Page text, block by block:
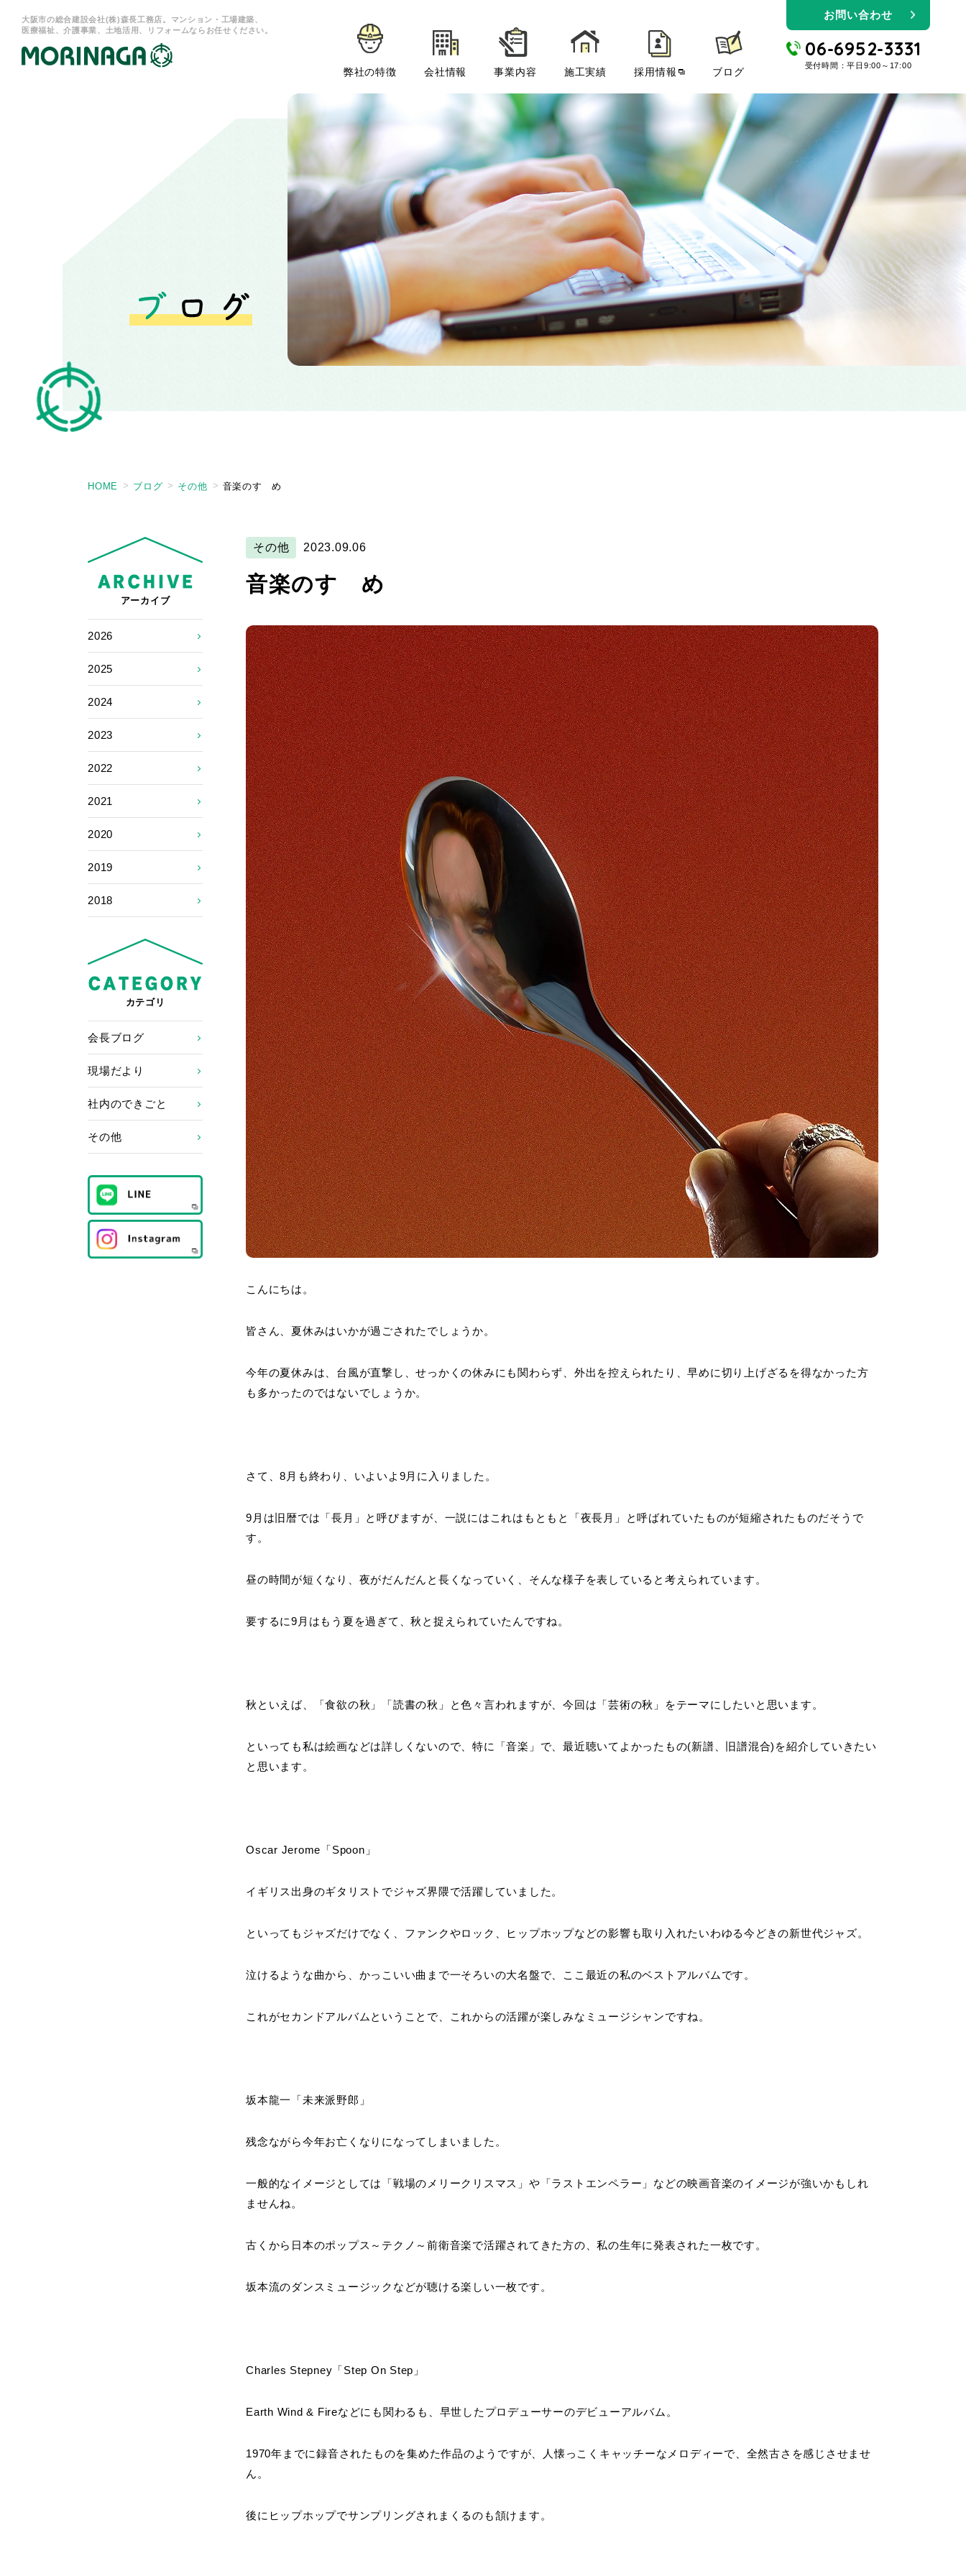
大阪市の総合建設会社(株)森長工務店。マンション・工場建築、
医療福祉、介護事業、土地活用、リフォームならお任せください。
弊社の特徴 会社情報 事業内容 施工実績 採用情報 ブログ
お問い合わせ
06-6952-3331
受付時間：平日9:00～17:00
HOME ブログ その他 音楽のすゝめ
その他 2023.09.06
音楽のすゝめ
こんにちは。
皆さん、夏休みはいかが過ごされたでしょうか。
今年の夏休みは、台風が直撃し、せっかくの休みにも関わらず、外出を控えられたり、早めに切り上げざるを得なかった方
も多かったのではないでしょうか。
さて、8月も終わり、いよいよ9月に入りました。
9月は旧暦では「長月」と呼びますが、一説にはこれはもともと「夜長月」と呼ばれていたものが短縮されたものだそうで
す。
昼の時間が短くなり、夜がだんだんと長くなっていく、そんな様子を表していると考えられています。
要するに9月はもう夏を過ぎて、秋と捉えられていたんですね。
秋といえば、「食欲の秋」「読書の秋」と色々言われますが、今回は「芸術の秋」をテーマにしたいと思います。
といっても私は絵画などは詳しくないので、特に「音楽」で、最近聴いてよかったもの(新譜、旧譜混合)を紹介していきたい
と思います。
Oscar Jerome「Spoon」
イギリス出身のギタリストでジャズ界隈で活躍していました。
といってもジャズだけでなく、ファンクやロック、ヒップホップなどの影響も取り入れたいわゆる今どきの新世代ジャズ。
泣けるような曲から、かっこいい曲まで一そろいの大名盤で、ここ最近の私のベストアルバムです。
これがセカンドアルバムということで、これからの活躍が楽しみなミュージシャンですね。
坂本龍一「未来派野郎」
残念ながら今年お亡くなりになってしまいました。
一般的なイメージとしては「戦場のメリークリスマス」や「ラストエンペラー」などの映画音楽のイメージが強いかもしれ
ませんね。
古くから日本のポップス～テクノ～前衛音楽で活躍されてきた方の、私の生年に発表された一枚です。
坂本流のダンスミュージックなどが聴ける楽しい一枚です。
Charles Stepney「Step On Step」
Earth Wind & Fireなどにも関わるも、早世したプロデューサーのデビューアルバム。
1970年までに録音されたものを集めた作品のようですが、人懐っこくキャッチーなメロディーで、全然古さを感じさせませ
ん。
後にヒップホップでサンプリングされまくるのも頷けます。
アーカイブ
2026
2025
2024
2023
2022
2021
2020
2019
2018
カテゴリ
会長ブログ
現場だより
社内のできごと
その他